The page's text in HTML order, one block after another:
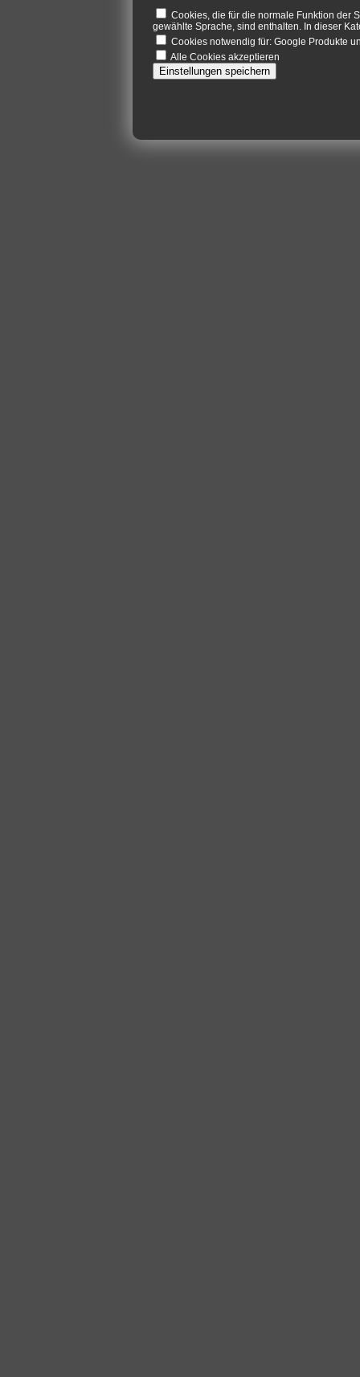
Cookies, die für die normale Funktion der
gewählte Sprache, sind enthalten. In dieser
Cookies notwendig für: Google Produkte
Alle Cookies akzeptieren
Einstellungen speichern